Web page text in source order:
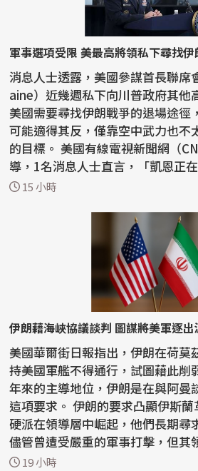
軍事選項受限 美最高將領私下尋找
消息人士透露，美國參謀首長聯席
aine）近幾週私下向川普政府其他
美國需要尋找伊朗戰爭的退場途徑
可能適得其反，僅靠空中武力也不
的目標。 美國有線電視新聞網（CNN）今天（8日）報
導，1名消息人士直言，「凱恩正
徑」。...
15 小時
伊朗藉海峽協議談判 圖謀將美軍逐
美國華爾街日報指出，伊朗在荷莫
持美國軍艦不得通行，試圖藉此削
年來的主導地位，伊朗是在與阿曼
這項要求。 伊朗的要求凸顯伊斯蘭革命衛隊（IRGC）強
硬派在領導層中崛起，他們長期尋
儘管曾遭受嚴重的軍事打擊，但其
搖...19 小時